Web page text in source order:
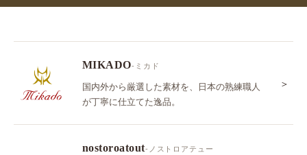
MIKADO-ミカド
国内外から厳選した素材を、日本の熟練職人
が丁寧に仕立てた逸品。
＞
nostoroatout-ノストロアテュー